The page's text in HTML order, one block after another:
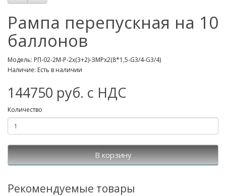
Рампа перепускная на 10
баллонов
Модель: РП-02-2М-Р-2х(3+2)-ЗМРх2(8*1,5-G3/4-G3/4)
Наличие: Есть в наличии
144750 руб. с НДС
Количество
В корзину
Рекомендуемые товары